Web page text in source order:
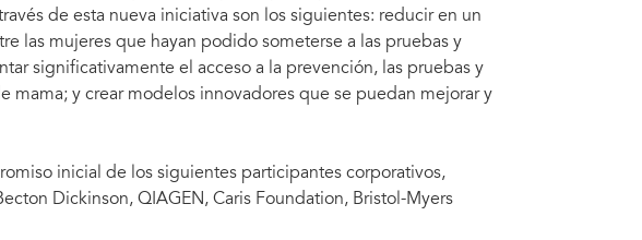
de esta nueva iniciativa son los siguientes: reducir en un
las mujeres que hayan podido someterse a las pruebas y
significativamente el acceso a la prevención, las pruebas y
mama; y crear modelos innovadores que se puedan mejorar y
inicial de los siguientes participantes corporativos,
Dickinson, QIAGEN, Caris Foundation, Bristol-Myers